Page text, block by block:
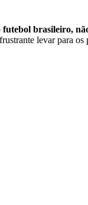
brasileiro,
levar para